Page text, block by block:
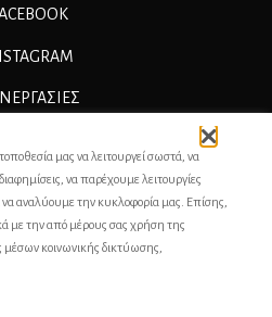
μας να λειτουργεί σωστά, να
να παρέχουμε λειτουργίες
αναλύουμε την κυκλοφορία μας. Επίσης,
με την από μέρους σας χρήση της
μέσων κοινωνικής δικτύωσης,